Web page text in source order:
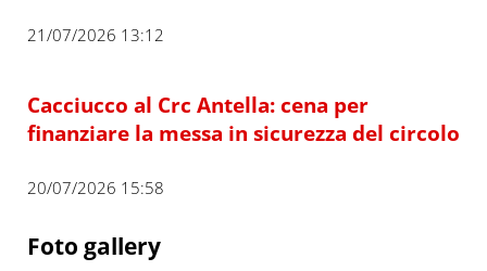
21/07/2026 13:12
Cacciucco al Crc Antella: cena per
finanziare la messa in sicurezza del circolo
20/07/2026 15:58
Foto gallery